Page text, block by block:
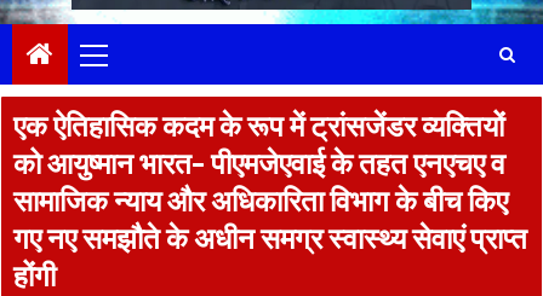
Menu
एक ऐतिहासिक कदम के रूप में ट्रांसजेंडर व्यक्तियों
को आयुष्मान भारत- पीएमजेएवाई के तहत एनएचए व
सामाजिक न्याय और अधिकारिता विभाग के बीच किए
गए नए समझौते के अधीन समग्र स्वास्थ्य सेवाएं प्राप्त
होंगी